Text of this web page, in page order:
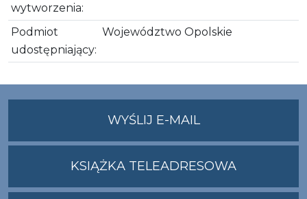
wytworzenia:
Podmiot
udostępniający:
Województwo Opolskie
WYŚLIJ E-MAILNA
ADRES
KSIĄŻKA TELEADRESOWA